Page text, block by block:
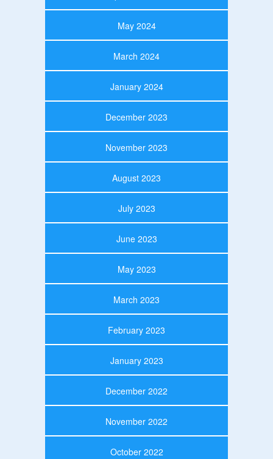
May 2024
March 2024
January 2024
December 2023
November 2023
August 2023
July 2023
June 2023
May 2023
March 2023
February 2023
January 2023
December 2022
November 2022
October 2022